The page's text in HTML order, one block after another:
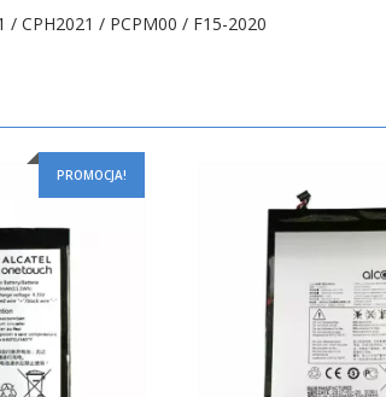
CPH2021 / PCPM00 / F15-2020
PROMOCJA!